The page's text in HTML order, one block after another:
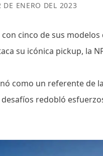
DE ENERO DEL 2023
cinco de sus
su icónica pickup, la
como un referente de
redobló